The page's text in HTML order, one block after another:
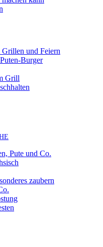
Grillen und Feiern
Burger
Grill
Pute und Co.
zaubern